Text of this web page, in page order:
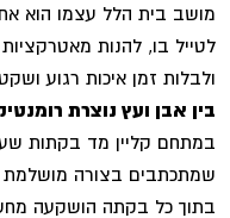
מושב בית הלל עצמו הוא
לטייל בו, להנות
ולבלות זמן איכות רגוע
בין אבן ועץ נוצרת
במתחם קליין מד בקתות
שמתכתבים בצורה מושלמת
בתוך כל בקתה הושקעה